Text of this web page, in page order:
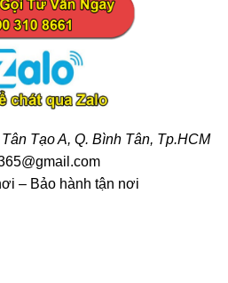
Tạo A, Q. Bình Tân, Tp.HCM
– Bảo hành tận nơi